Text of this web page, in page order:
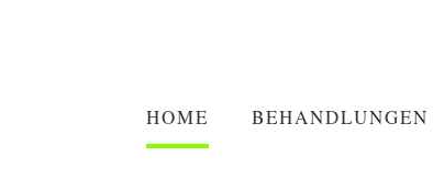
HOME BEHANDLUNGEN